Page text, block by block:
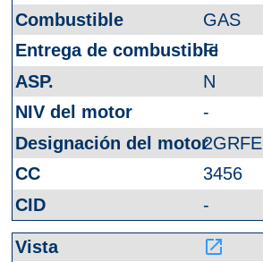
GAS
FI
N
-
2GRFE
3456
-
launch